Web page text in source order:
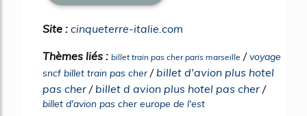
Site : cinqueterre-italie.com
Thèmes liés : billet train pas cher paris marseille /voyage
sncf billet train pas cher/ billet d'avion plus hotel
pas cher / billet d avion plus hotel pas cher /
billet d'avion pas cher europe de l'est